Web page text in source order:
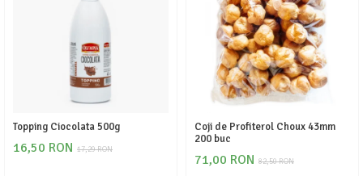
Topping Ciocolata 500g
17,29 RON
16,50 RON
Coji de Profiterol Choux 43mm
200 buc
82,50 RON
71,00 RON